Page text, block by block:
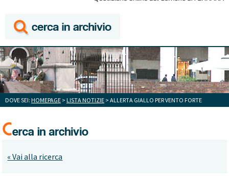
DOVE SEI: HOMEPAGE > LISTA NOTIZIE > ALLERTA GIALLO PER VENTO FORTE
« Vai alla ricerca